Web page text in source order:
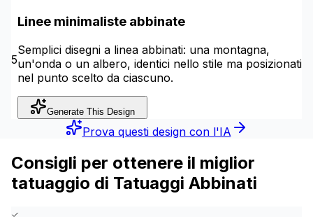
5
Linee minimaliste abbinate
Semplici disegni a linea abbinati: una montagna,
un'onda o un albero, identici nello stile ma posizionati
nel punto scelto da ciascuno.
Generate This Design
Prova questi design con l'IA
Consigli per ottenere il miglior
tatuaggio di Tatuaggi Abbinati